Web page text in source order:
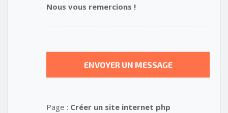
Nous vous remercions !
Page : Créer un site internet php